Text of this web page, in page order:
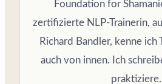
Foundation for
zertifizierte NLP-Trainerin,
Richard Bandler, kenne ich
auch von innen. Ich
praktiziere.